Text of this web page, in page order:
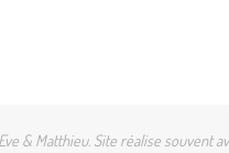
& Matthieu. Site réalise